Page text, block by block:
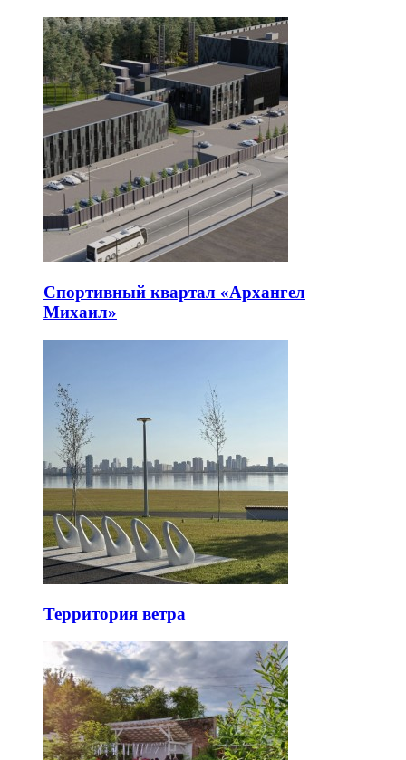
Спортивный квартал «Архангел
Михаил»
Территория ветра